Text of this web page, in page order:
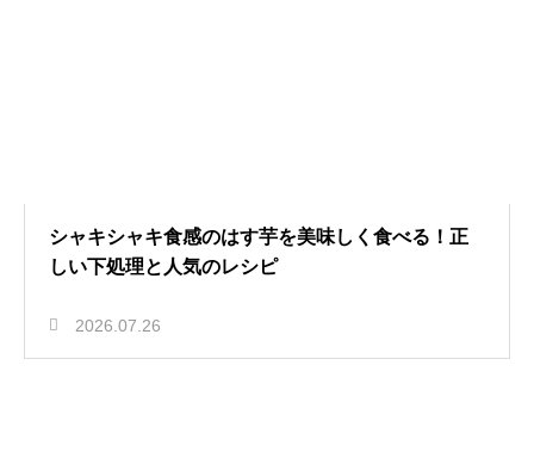
シャキシャキ食感のはす芋を美味しく食べる！正
しい下処理と人気のレシピ
2026.07.26